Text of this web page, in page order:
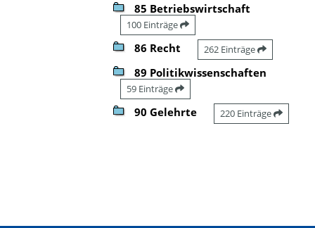
85 Betriebswirtschaft
100 Einträge
86 Recht 262 Einträge
89 Politikwissenschaften
59 Einträge
90 Gelehrte 220 Einträge